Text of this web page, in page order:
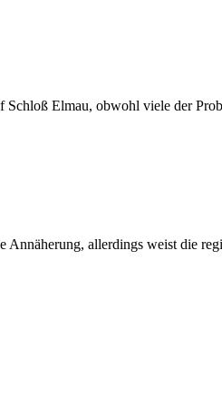
Schloß Elmau, obwohl viele der
allerdings weist die